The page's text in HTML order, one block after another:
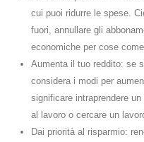
cui puoi ridurre le spese.
fuori, annullare gli
economiche per cose
Aumenta il tuo reddito: se
considera i modi per
significare intraprendere
al lavoro o cercare un
Dai priorità al risparmio: